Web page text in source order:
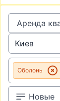
Оболонь